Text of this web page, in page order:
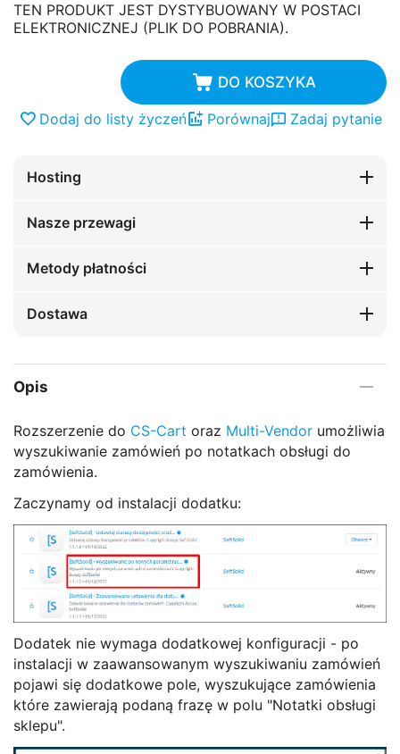
TEN PRODUKT JEST DYSTYBUOWANY W POSTACI
ELEKTRONICZNEJ (PLIK DO POBRANIA).
DO KOSZYKA
Dodaj do listy życzeń Porównaj Zadaj pytanie
Hosting
Nasze przewagi
Metody płatności
Dostawa
Opis
Rozszerzenie do CS-Cart oraz Multi-Vendor umożliwia
wyszukiwanie zamówień po notatkach obsługi do
zamówienia.
Zaczynamy od instalacji dodatku:
Dodatek nie wymaga dodatkowej konfiguracji - po
instalacji w zaawansowanym wyszukiwaniu zamówień
pojawi się dodatkowe pole, wyszukujące zamówienia
które zawierają podaną frazę w polu "Notatki obsługi
sklepu".